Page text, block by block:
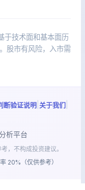
于技术面和基本面历
股市有风险，入市需
断验证说明 关于我们
析平台
，不构成投资建议。
20%（仅供参考）